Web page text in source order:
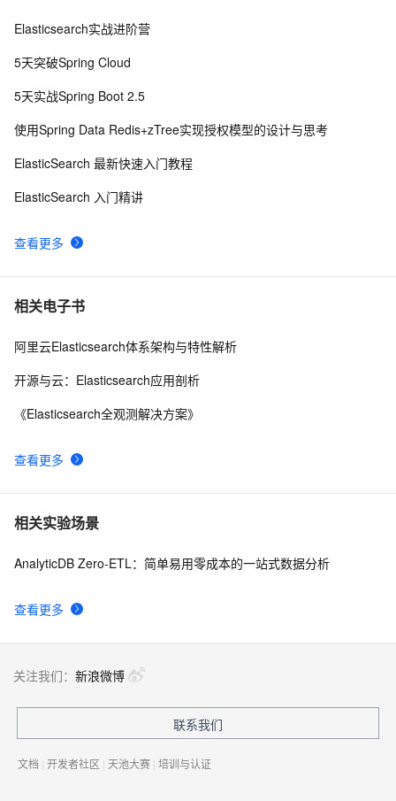
8 elasticsearch集群关闭和重启
原理
10阿里云ElasticSearch迁移-基于OSS全增量快照
查看更多
Elasticsearch实战进阶营
5天突破Spring Cloud
5天实战Spring Boot 2.5
使用Spring Data Redis+zTree实现授权模型的设计与思考
ElasticSearch 最新快速入门教程
ElasticSearch 入门精讲
相关电子书
查看更多
阿里云Elasticsearch体系架构与特性解析
开源与云：Elasticsearch应用剖析
《Elasticsearch全观测解决方案》
相关实验场景
查看更多
AnalyticDB Zero-ETL：简单易用零成本的一站式数据分析
关注我们： 新浪微博
联系我们
文档 | 开发者社区 | 天池大赛 | 培训与认证